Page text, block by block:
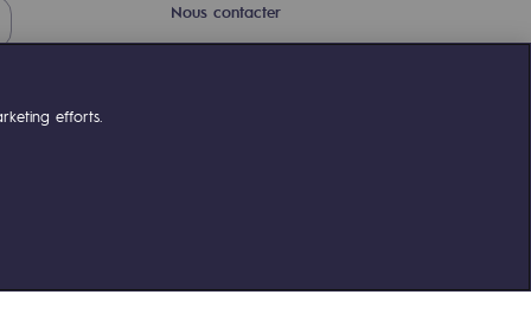
Nous contacter
efforts.